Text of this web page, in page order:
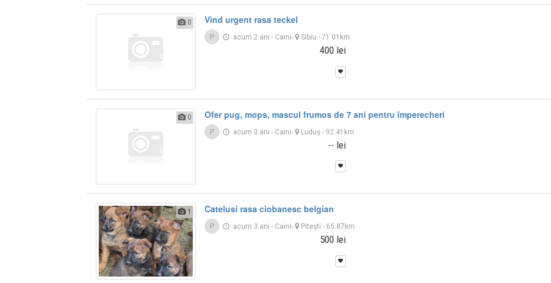
0 Vind urgent rasa teckel
P acum 2 ani - Caini- Sibiu - 71.01km
400 lei
0 Ofer pug, mops, mascul frumos de 7 ani pentru împerecheri
P acum 3 ani - Caini- Luduş- 92.41km
-- lei
1 Catelusi rasa ciobanesc belgian
P acum 3 ani - Caini- Piteşti - 65.87km
500 lei